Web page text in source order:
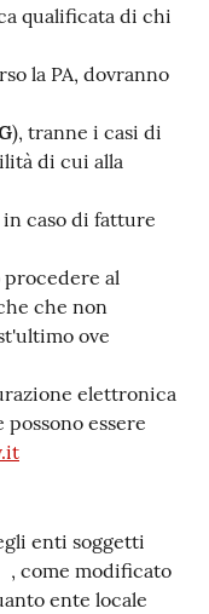
qualificata di chi
la PA, dovranno
), tranne i casi di
di cui alla
in caso di fatture
al
che non
ove
elettronica
essere
enti soggetti
, come modificato
ente locale